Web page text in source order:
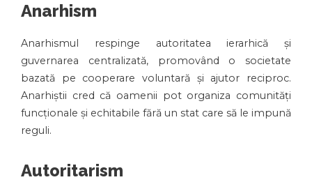
Anarhism
Anarhismul respinge autoritatea ierarhică și
guvernarea centralizată, promovând o societate
bazată pe cooperare voluntară și ajutor reciproc.
Anarhiștii cred că oamenii pot organiza comunități
funcționale și echitabile fără un stat care să le impună
reguli.
Autoritarism